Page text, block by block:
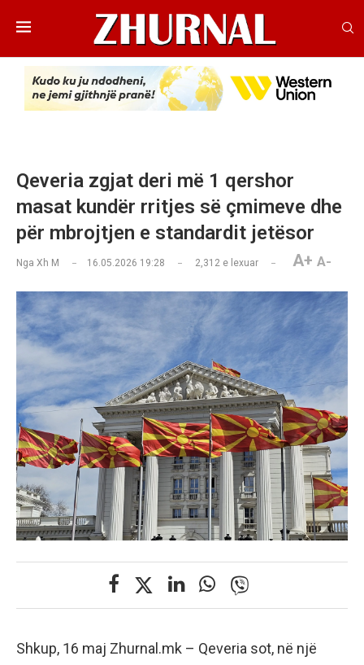
Qeveria zgjat deri më 1 qershor
masat kundër rritjes së çmimeve dhe
për mbrojtjen e standardit jetësor
Nga Xh M 16.05.2026 19:28 2,312 e lexuar A+ A-
Shkup, 16 maj Zhurnal.mk – Qeveria sot, në një